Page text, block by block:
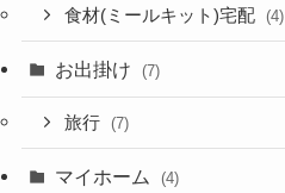
食材(ミールキット)宅配 (4)
お出掛け (7)
旅行 (7)
マイホーム (4)